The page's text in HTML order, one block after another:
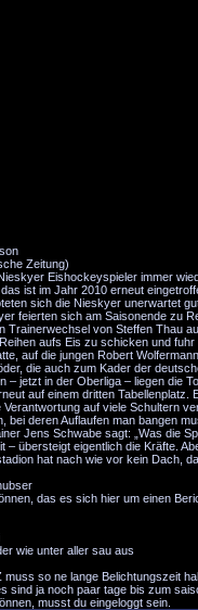
Zeitung)
Eishockeyspieler immer
ist im Jahr 2010 erneut
sich die Nieskyer unerwartet
feierten sich am Saisonende zu
Trainerwechsel von Steffen Thau
aufs Eis zu schicken und
auf die jungen Robert
die auch zum Kader der
– jetzt in der Oberliga – liegen die
auf einem dritten
auf viele Schultern
bei deren Auflaufen man bangen
Jens Schwabe sagt: „Was die
– übersteigt eigentlich die Kräfte.
hat nach wie vor kein Dach,
das es sich hier um einen
wie unter aller sau aus
so ne lange Belichtungszeit
sind ja noch paar tage bis zum
musst du eingeloggt sein.